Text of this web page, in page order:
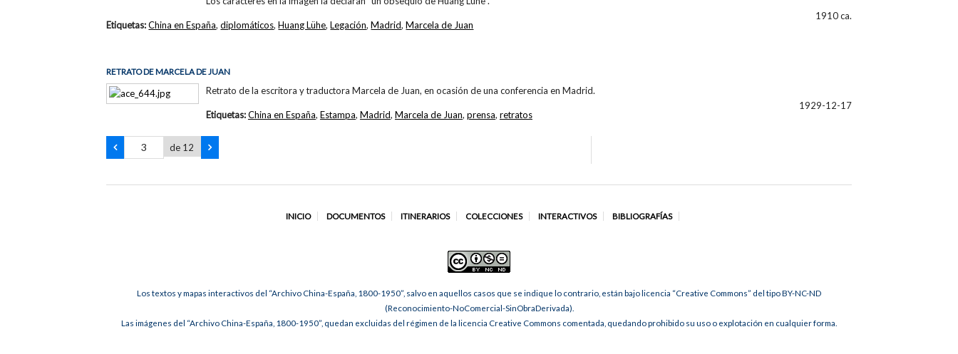
1910 ca.
Etiquetas:China en España,diplomáticos,Huang Lühe,Legación,Madrid,Marcela de Juan
RETRATO DE MARCELA DE JUAN
Retrato de la escritora y traductora Marcela de Juan, en ocasión de una conferencia en Madrid.
1929-12-17
Etiquetas:China en España, Estampa, Madrid, Marcela de Juan, prensa, retratos
de 12
INICIO DOCUMENTOS ITINERARIOS COLECCIONES INTERACTIVOS BIBLIOGRAFÍAS
Los textos y mapas interactivos del “Archivo China-España, 1800-1950”, salvo en aquellos casos que se indique lo contrario, están bajo licencia “Creative Commons” del tipo BY-NC-ND
(Reconocimiento-NoComercial-SinObraDerivada).
Las imágenes del “Archivo China-España, 1800-1950”, quedan excluidas del régimen de la licencia Creative Commons comentada, quedando prohibido su uso o explotación en cualquier forma.